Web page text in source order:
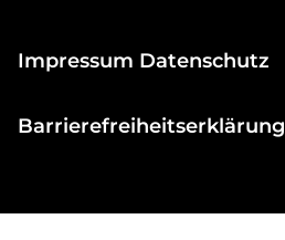
Impressum Datenschutz
Barrierefreiheitserklärung